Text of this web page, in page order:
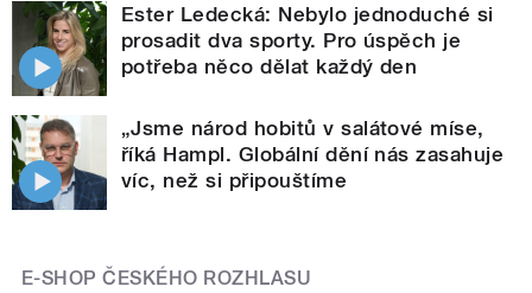
Ester Ledecká: Nebylo jednoduché si
prosadit dva sporty. Pro úspěch je
potřeba něco dělat každý den
„Jsme národ hobitů v salátové míse,
říká Hampl. Globální dění nás zasahuje
víc, než si připouštíme
E-SHOP ČESKÉHO ROZHLASU